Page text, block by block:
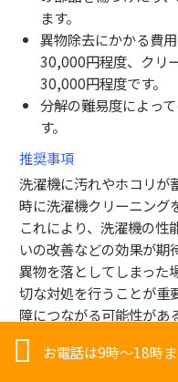
ます。
異物除去にかかる費
30,000円程度、クリ
30,000円程度です。
分解の難易度によっ
す。
推奨事項
洗濯機に汚れやホコリが
時に洗濯機クリーニング
これにより、洗濯機の性
いの改善などの効果が期
異物を落としてしまった
切な対処を行うことが重
障につながる可能性があ
 お電話は9時～18時